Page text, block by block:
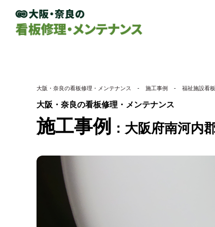
大阪・奈良の看板修理・メンテナンス - 施工事例 - 福祉施設看板
大阪・奈良の看板修理・メンテナンス
施工事例 大阪府南河内